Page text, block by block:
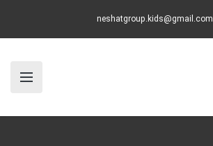
neshatgroup.kids@gmail.com